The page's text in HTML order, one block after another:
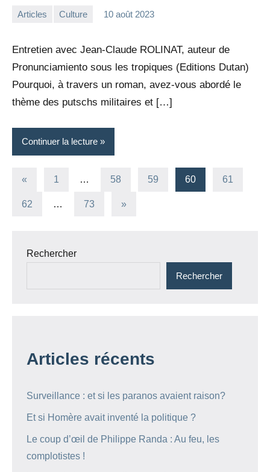
Articles Culture 10 août 2023
Entretien avec Jean-Claude ROLINAT, auteur de
Pronunciamiento sous les tropiques (Editions Dutan)
Pourquoi, à travers un roman, avez-vous abordé le
thème des putschs militaires et […]
Continuer la lecture
Pagination
des
« Publications
1 … 58 59 60 61
62 … 73
Articles
»
Rechercher
Rechercher
Articles récents
Surveillance : et si les paranos avaient raison?
Et si Homère avait inventé la politique ?
Le coup d’œil de Philippe Randa : Au feu, les
complotistes !